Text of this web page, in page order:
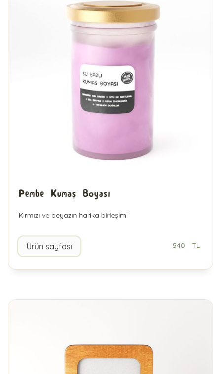
Pembe Kumaş Boyası
Kırmızı ve beyazın harika birleşimi
Ürün sayfası 540 TL